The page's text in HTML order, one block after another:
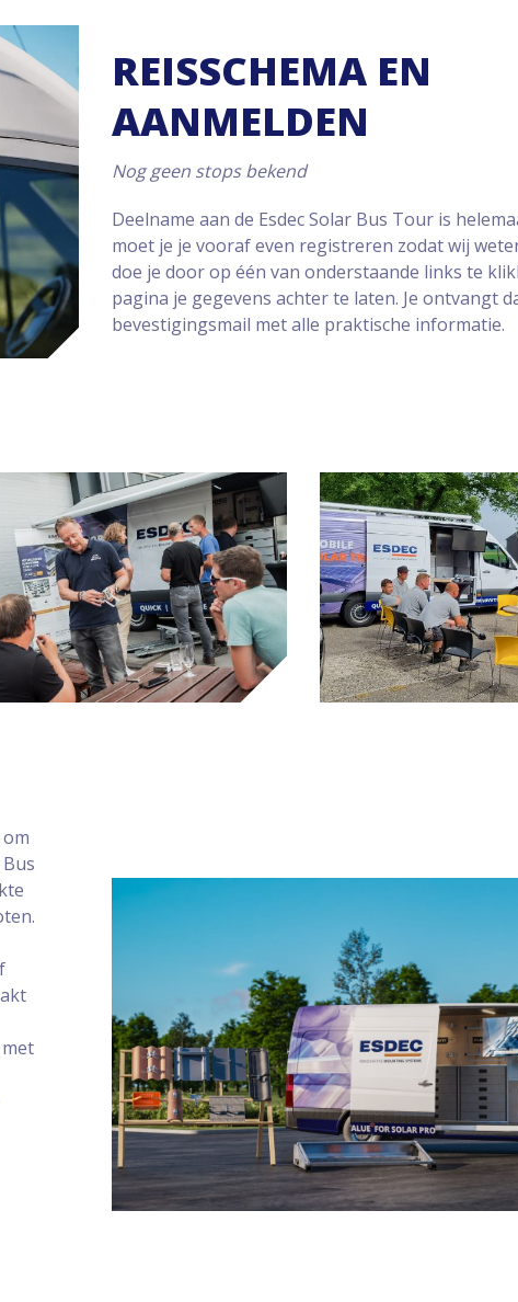
REISSCHEMA EN
AANMELDEN
Nog geen stops bekend
Deelname aan de Esdec Solar Bus Tour is
moet je je vooraf even registreren zodat wij
doe je door op één van onderstaande links te
pagina je gegevens achter te laten. Je ontvangt
bevestigingsmail met alle praktische informatie.